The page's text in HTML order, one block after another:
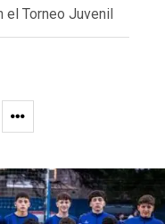
el Torneo Juvenil